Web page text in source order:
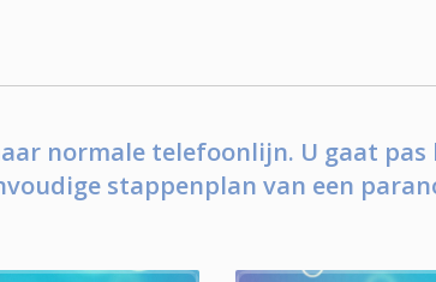
normale telefoonlijn. U gaat
stappenplan van een